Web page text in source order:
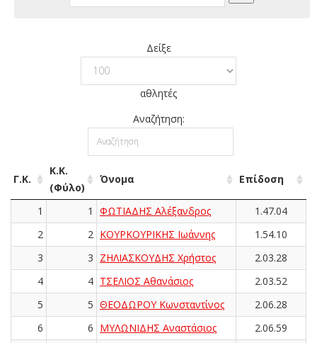
Δείξε
αθλητές
Αναζήτηση:
Γ.Κ.
Κ.Κ.
(Φύλο)
Όνομα Επίδοση
1 1 ΦΩΤΙΑΔΗΣ Αλέξανδρος
1.47.04
2
2 ΚΟΥΡΚΟΥΡΙΚΗΣ Ιωάννης
1.54.10
3
3 ΖΗΛΙΑΣΚΟΥΔΗΣ Χρήστος
2.03.28
4
4 ΤΣΕΛΙΟΣ Αθανάσιος
2.03.52
5
5 ΘΕΟΔΩΡΟΥ Κωνσταντίνος
2.06.28
6
6 ΜΥΛΩΝΙΔΗΣ Αναστάσιος
2.06.59